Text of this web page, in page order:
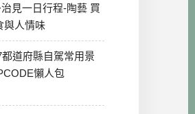
見一日行程-陶藝 買
與人情味
都道府縣自駕常用景
懶人包